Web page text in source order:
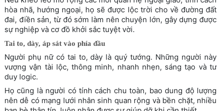
hòa nhã, hướng ngoại, họ sẽ được lộc trời cho về đường đất
đai, điền sản, từ đó sớm làm nên chuyện lớn, gây dựng được
sự nghiệp và cơ đồ khởi sắc tuyệt vời.
Tai to, dày, áp sát vào phía đầu
Người phụ nữ có tai to, dày là quý tướng. Những người này
vượng vận tài lộc, thông minh, nhanh nhẹn, sáng tạo và tư
duy logic.
Họ cũng là người có tính cách chu toàn, bao dung độ lượng
nên dễ có mạng lưới nhân sinh quan rộng và bền chặt, nhiều